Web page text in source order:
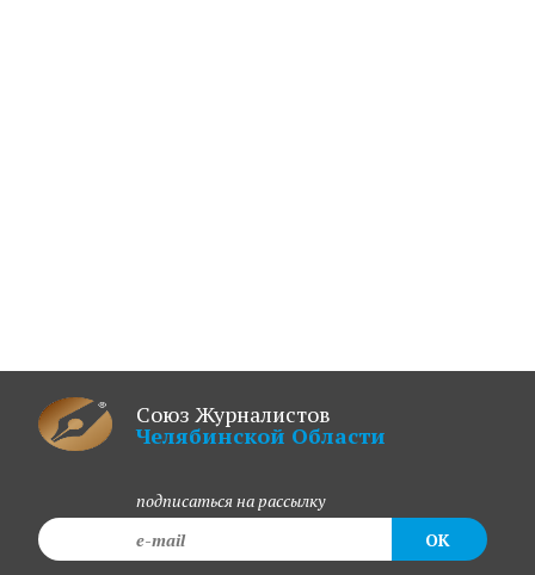
Союз Журналистов
Челябинской Области
подписаться на рассылку